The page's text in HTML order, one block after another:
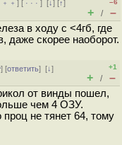
] [ · · ·][↓] [↑]
–6
+ / –
в ходу с <4гб, где
даже скорее наоборот.
] [ответить][↓]
+1
+ / –
от винды пошел,
чем 4 ОЗУ.
не тянет 64, тому